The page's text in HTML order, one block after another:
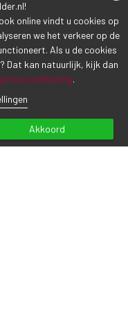
VOLGEND BERICHT
online vindt u cookies op
we het verkeer op de
Als u de cookies
Dat kan natuurlijk, kijk dan
privacyverklaring.
Akkoord